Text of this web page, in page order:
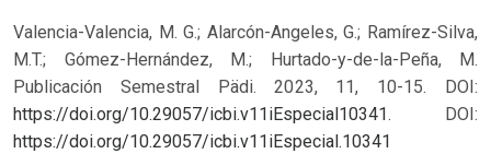
Valencia-Valencia, M. G.; Alarcón-Angeles, G.; Ramírez-Silva,
M.T.; Gómez-Hernández, M.; Hurtado-y-de-la-Peña, M.
Publicación Semestral Pädi. 2023, 11, 10-15. DOI:
https://doi.org/10.29057/icbi.v11iEspecial10341.
DOI:
https://doi.org/10.29057/icbi.v11iEspecial.10341